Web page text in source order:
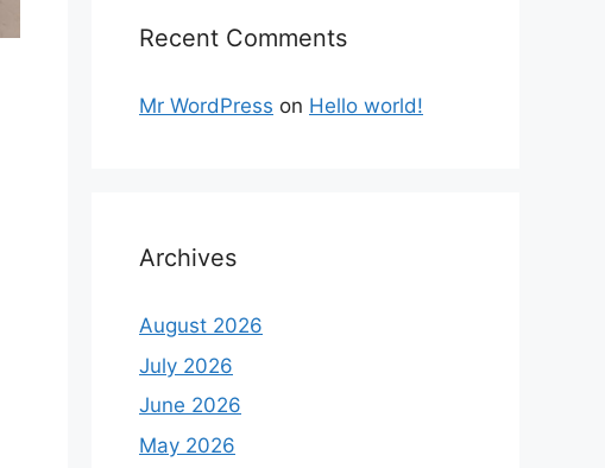
Recent Comments
Mr WordPress on Hello world!
Archives
August 2026
July 2026
June 2026
May 2026